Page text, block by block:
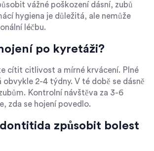
vážné poškození dásní, zubů
hygiena je důležitá, ale nemůže
léčbu.
po kyretáži?
cítit citlivost a mírné krvácení. Plné
obvykle 2-4 týdny. V té době se dásně
Kontrolní návštěva za 3-6
zda se hojení povedlo.
způsobit bolest